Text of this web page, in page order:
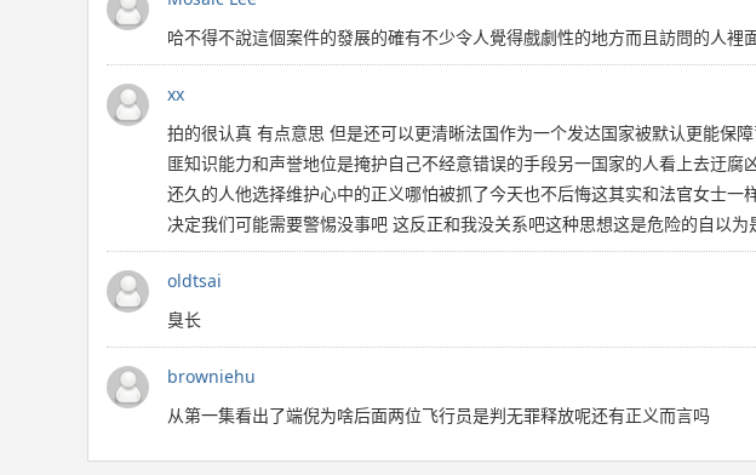
哈不得不說這個案件的發展的確有不少令人覺得戲劇性的地方而且訪問的人
xx
拍的很认真 有点意思 但是还可以更清晰法国作为一个发达国家被默认更能保
匪知识能力和声誉地位是掩护自己不经意错误的手段另一国家的人看上去迂
还久的人他选择维护心中的正义哪怕被抓了今天也不后悔这其实和法官女士
决定我们可能需要警惕没事吧 这反正和我没关系吧这种思想这是危险的自以
oldtsai
臭长
browniehu
从第一集看出了端倪为啥后面两位飞行员是判无罪释放呢还有正义而言吗